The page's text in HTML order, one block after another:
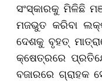
ସଂସ୍କାରକୁ ମିଳିଛି
ମଜଭୁତ କରିବା
ଦେଶକୁ ବୃହତ୍‌
କ୍ଷେତ୍ରରେ
ବଜାରରେ ଗ୍ରାହକ